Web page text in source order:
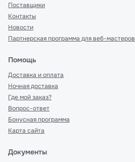
Поставщики
Контакты
Новости
Партнерская программа для веб-мастеров
Помощь
Доставка и оплата
Ночная доставка
Где мой заказ?
Вопрос-ответ
Бонусная программа
Карта сайта
Документы